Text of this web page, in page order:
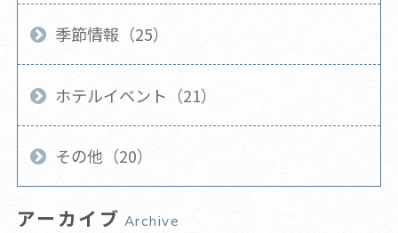
季節情報（25）
ホテルイベント（21）
その他（20）
アーカイブ Archive